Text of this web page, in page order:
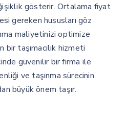
gösterir. Ortalama fiyat
gereken hususları göz
maliyetinizi optimize
taşımacılık hizmeti
güvenilir bir firma ile
ve taşınma sürecinin
büyük önem taşır.